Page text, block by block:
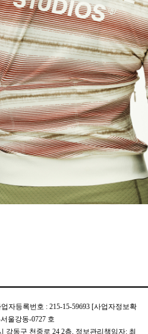
자등록번호 : 215-15-59693 [사업자정보확
울강동-0727 호
강동구 천중로 24 2층, 정보관리책임자: 최